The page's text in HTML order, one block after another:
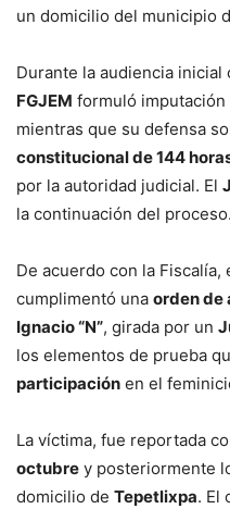
un domicilio del municipio
Durante la audiencia inicial
FGJEM formuló
mientras que su defensa
constitucional de 144
por la autoridad judicial. El
la continuación del proceso.
De acuerdo con la Fiscalía,
cumplimentó una orden de
Ignacio “N”, girada por un
los elementos de prueba
participación en el
La víctima, fue reportada
octubre y posteriormente
domicilio de Tepetlixpa. El